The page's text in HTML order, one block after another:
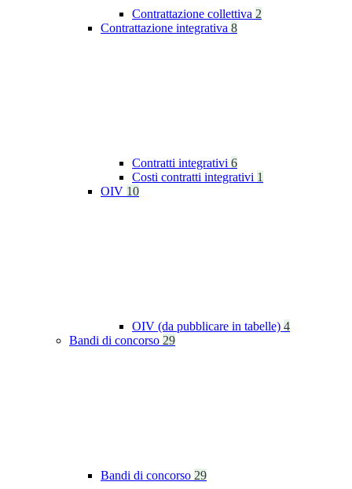
Contrattazione collettiva 2
Contrattazione integrativa 8
Contratti integrativi 6
Costi contratti integrativi 1
OIV 10
OIV (da pubblicare in tabelle) 4
Bandi di concorso 29
Bandi di concorso 29